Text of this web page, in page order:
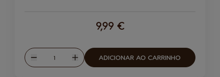
9,99 €
Reduzir
Quantidade
Aumentar
ADICIONAR AO CARRINHO